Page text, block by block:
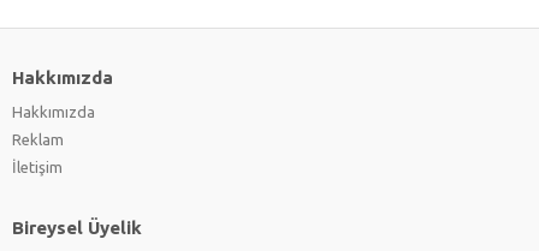
Hakkımızda
Hakkımızda
Reklam
İletişim
Bireysel Üyelik